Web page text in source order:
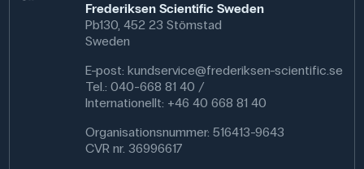
Frederiksen Scientific Sweden
Pb130, 452 23 Stömstad
Sweden
E-post: kundservice@frederiksen-scientific.se
Tel.: 040-668 81 40 /
Internationellt: +46 40 668 81 40
Organisationsnummer: 516413-9643
CVR nr. 36996617